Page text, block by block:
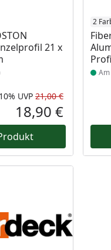
21 x
Rabatt in
UVP 21,00 €
Aktueller
18,90 €
2